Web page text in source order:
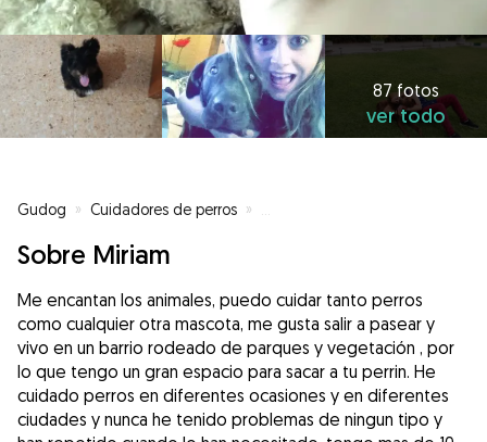
87 fotos
ver todo
Gudog » Cuidadores de perros »
Sobre Miriam
Me encantan los animales, puedo cuidar tanto perros
como cualquier otra mascota, me gusta salir a pasear y
vivo en un barrio rodeado de parques y vegetación , por
lo que tengo un gran espacio para sacar a tu perrin. He
cuidado perros en diferentes ocasiones y en diferentes
ciudades y nunca he tenido problemas de ningun tipo y